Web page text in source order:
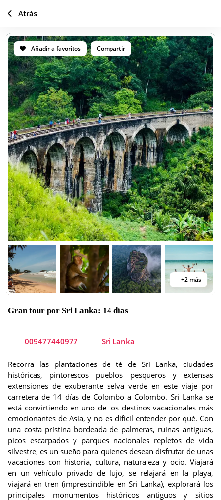
Añadir a favoritos Compartir
+2 más
Gran tour por Sri Lanka: 14 días
009477440977 Sri Lanka
Recorra las plantaciones de té de Sri Lanka, ciudades
históricas, pintorescos pueblos pesqueros y extensas
extensiones de exuberante selva verde en este viaje por
carretera de 14 días de Colombo a Colombo. Sri Lanka se
está convirtiendo en uno de los destinos vacacionales más
emocionantes de Asia, y no es difícil entender por qué. Con
una costa prístina bordeada de palmeras, ruinas antiguas,
picos escarpados y parques nacionales repletos de vida
silvestre, es un sueño para quienes desean disfrutar de unas
vacaciones con historia, cultura, naturaleza y ocio. Viajará
en un vehículo privado de lujo, se relajará en la playa,
viajará en tren (imprescindible en Sri Lanka), explorará los
principales monumentos históricos antiguos y sitios
Atrás